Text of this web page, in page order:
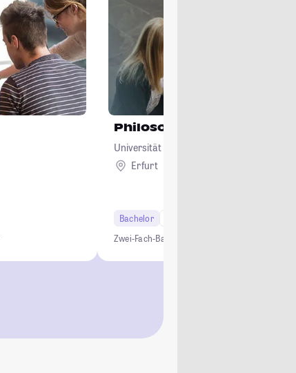
Philosophie
Universität Erfurt
Erfurt
Bachelor
Zwei-Fach-Bachelor